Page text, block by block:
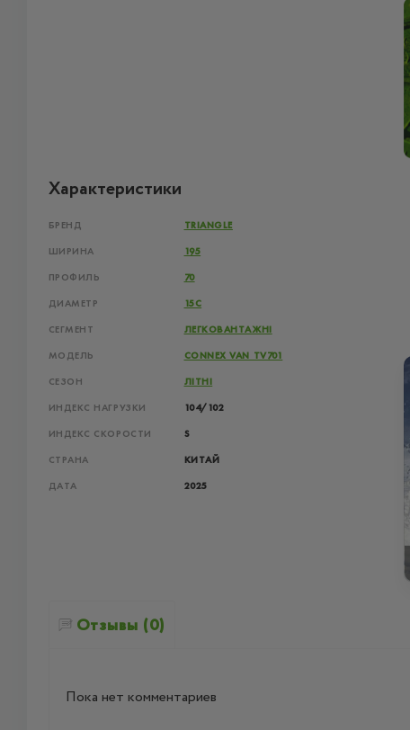
Характеристики
БРЕНД TRIANGLE
ШИРИНА 195
ПРОФИЛЬ 70
ДИАМЕТР 15C
СЕГМЕНТ ЛЕГКОВАНТАЖНІ
МОДЕЛЬ CONNEX VAN TV701
СЕЗОН ЛІТНІ
ИНДЕКС НАГРУЗКИ 104/102
ИНДЕКС СКОРОСТИ S
СТРАНА КИТАЙ
ДАТА 2025
Отзывы (0)
Пока нет комментариев